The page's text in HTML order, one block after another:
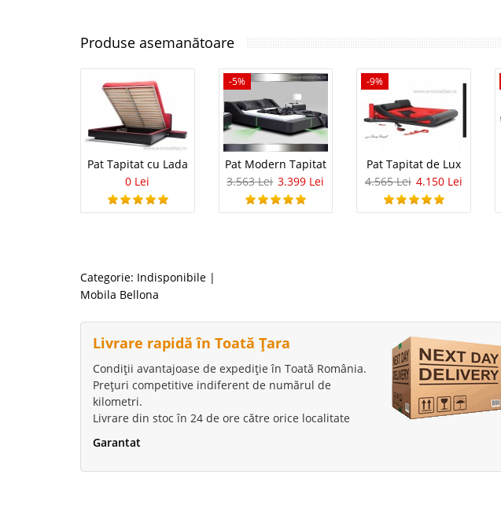
Produse asemanătoare
Pat Tapitat cu Lada
0 Lei
-5%
Pat Modern Tapitat
3.563 Lei 3.399 Lei
-9%
Pat Tapitat de Lux
4.565 Lei 4.150 Lei
Categorie: Indisponibile |
Mobila Bellona
Livrare rapidă în Toată Țara
Condiții avantajoase de expediție în Toată România.
Prețuri competitive indiferent de numărul de
kilometri.
Livrare din stoc în 24 de ore către orice localitate
Garantat